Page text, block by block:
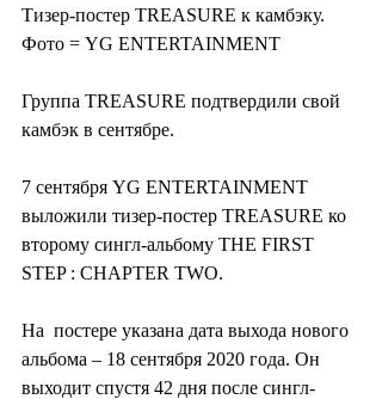
Тизер-постер TREASURE к камбэку.
Фото = YG ENTERTAINMENT
Группа TREASURE подтвердили свой
камбэк в сентябре.
7 сентября YG ENTERTAINMENT
выложили тизер-постер TREASURE ко
второму сингл-альбому THE FIRST
STEP : CHAPTER TWO.
На  постере указана дата выхода нового
альбома – 18 сентября 2020 года. Он
выходит спустя 42 дня после сингл-